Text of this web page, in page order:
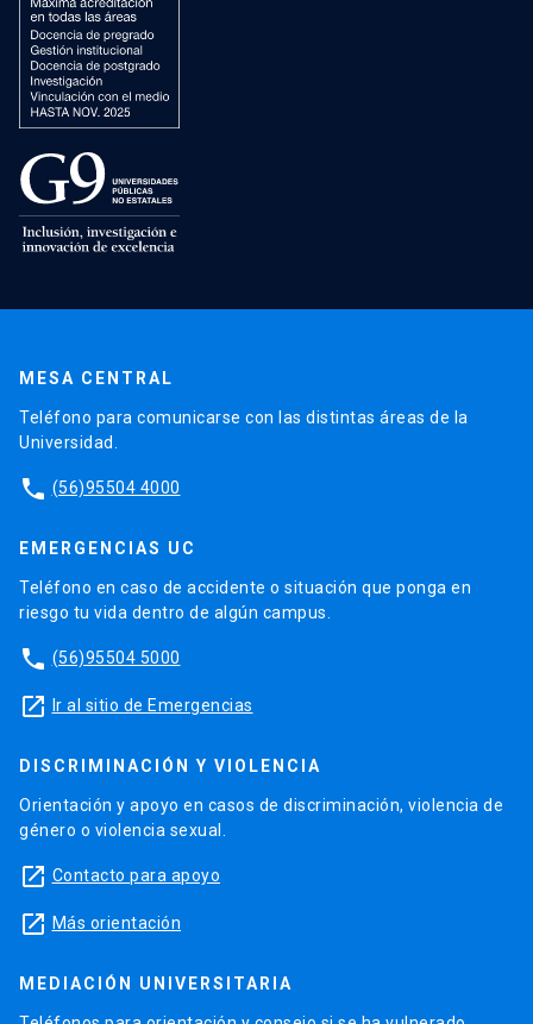
MESA CENTRAL
Teléfono para comunicarse con las distintas áreas de la
Universidad.
phone (56)95504 4000
EMERGENCIAS UC
Teléfono en caso de accidente o situación que ponga en
riesgo tu vida dentro de algún campus.
phone (56)95504 5000
launch Ir al sitio de Emergencias
DISCRIMINACIÓN Y VIOLENCIA
Orientación y apoyo en casos de discriminación, violencia de
género o violencia sexual.
launch Contacto para apoyo
launch Más orientación
MEDIACIÓN UNIVERSITARIA